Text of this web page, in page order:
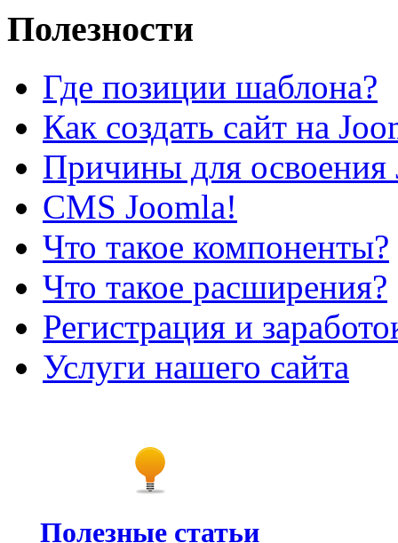
Полезности
Где позиции шаблона?
Как создать сайт на
Причины для освоения
CMS Joomla!
Что такое компоненты?
Что такое расширения?
Регистрация и
Услуги нашего сайта
Полезные статьи